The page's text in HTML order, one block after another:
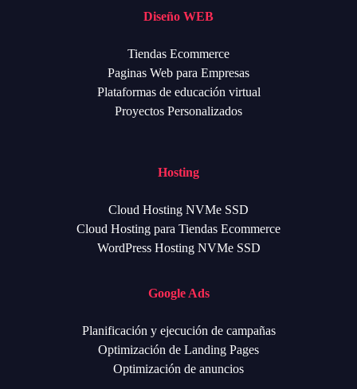
Diseño WEB
Tiendas Ecommerce
Paginas Web para Empresas
Plataformas de educación virtual
Proyectos Personalizados
Hosting
Cloud Hosting NVMe SSD
Cloud Hosting para Tiendas Ecommerce
WordPress Hosting NVMe SSD
Google Ads
Planificación y ejecución de campañas
Optimización de Landing Pages
Optimización de anuncios